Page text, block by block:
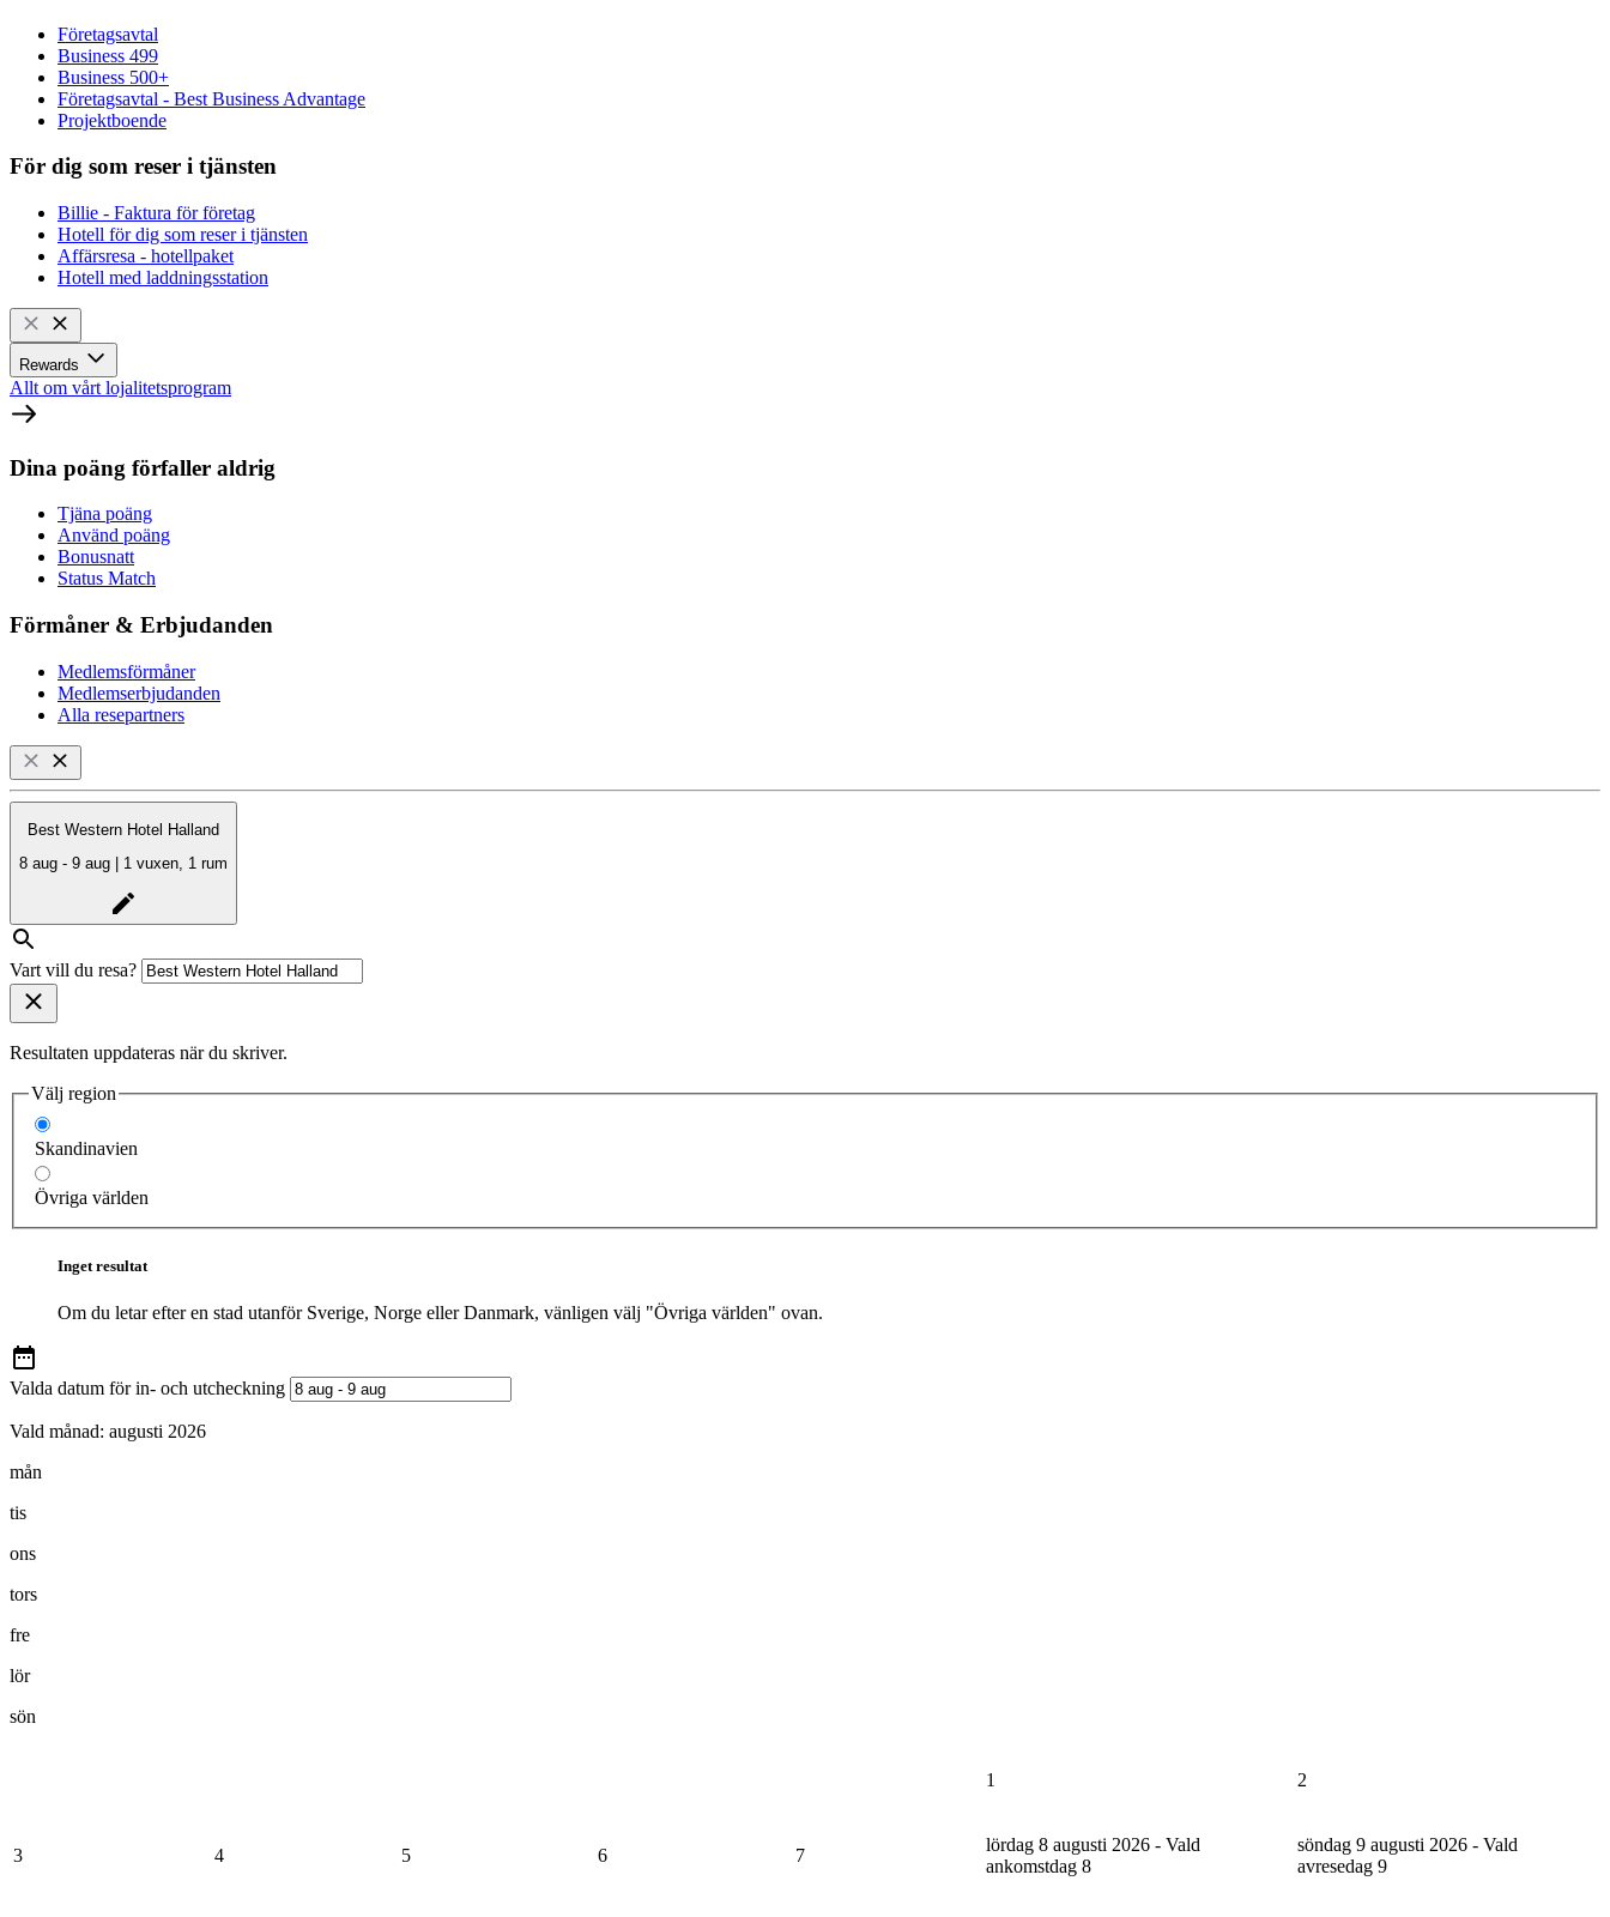
Företagsavtal
Business 499
Business 500+
Företagsavtal - Best Business Advantage
Projektboende
För dig som reser i tjänsten
Billie - Faktura för företag
Hotell för dig som reser i tjänsten
Affärsresa - hotellpaket
Hotell med laddningsstation
Rewards
Allt om vårt lojalitetsprogram
Dina poäng förfaller aldrig
Tjäna poäng
Använd poäng
Bonusnatt
Status Match
Förmåner & Erbjudanden
Medlemsförmåner
Medlemserbjudanden
Alla resepartners
Best Western Hotel Halland
8 aug - 9 aug | 1 vuxen, 1 rum
Vart vill du resa?
Resultaten uppdateras när du skriver.
Välj region
Skandinavien
Övriga världen
Inget resultat
Om du letar efter en stad utanför Sverige, Norge eller Danmark, vänligen välj "Övriga världen" ovan.
Valda datum för in- och utcheckning
Vald månad: augusti 2026
mån
tis
ons
tors
fre
lör
sön
1 2
3 4 5 6 7
lördag 8 augusti 2026 - Vald
ankomstdag 8
söndag 9 augusti 2026 - Vald
avresedag 9